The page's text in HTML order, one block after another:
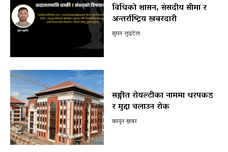
विधिको शासन, संसदीय सीमा र
अन्तर्राष्ट्रिय खबरदारी
सुमन लुइटेल
सङ्गीत रोयल्टीका नाममा धरपकड
र मुद्दा चलाउन रोक
कानून खबर